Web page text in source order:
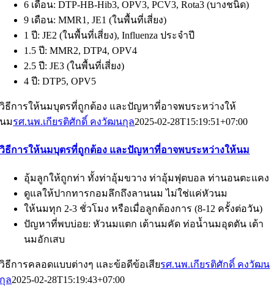
6 เดือน: DTP-HB-Hib3, OPV3, PCV3, Rota3 (บางชนิด)
9 เดือน: MMR1, JE1 (ในพื้นที่เสี่ยง)
1 ปี: JE2 (ในพื้นที่เสี่ยง), Influenza ประจำปี
1.5 ปี: MMR2, DTP4, OPV4
2.5 ปี: JE3 (ในพื้นที่เสี่ยง)
4 ปี: DTP5, OPV5
วิธีการให้นมบุตรที่ถูกต้อง และปัญหาที่อาจพบระหว่างให้
นมรศ.นพ.เกียรติศักดิ์ คงวัฒนกุล2025-02-28T15:19:51+07:00
วิธีการให้นมบุตรที่ถูกต้อง และปัญหาที่อาจพบระหว่างให้นม
อุ้มลูกให้ถูกท่า ทั้งท่าอุ้มขวาง ท่าอุ้มฟุตบอล ท่านอนตะแคง
ดูแลให้ปากทารกอมลึกถึงลานนม ไม่ใช่แค่หัวนม
ให้นมทุก 2-3 ชั่วโมง หรือเมื่อลูกต้องการ (8-12 ครั้งต่อวัน)
ปัญหาที่พบบ่อย: หัวนมแตก เต้านมคัด ท่อน้ำนมอุดตัน เต้า
นมอักเสบ
วิธีการคลอดแบบต่างๆ และข้อดีข้อเสียรศ.นพ.เกียรติศักดิ์ คงวัฒน
กุล2025-02-28T15:19:43+07:00